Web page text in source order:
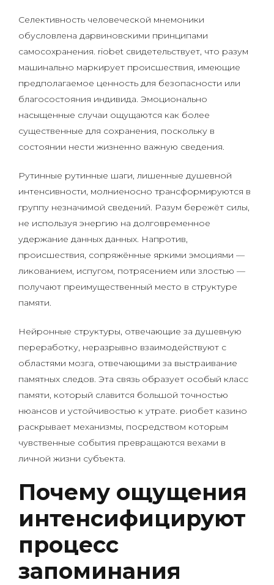
Селективность человеческой мнемоники
обусловлена дарвиновскими принципами
самосохранения. riobet свидетельствует, что разум
машинально маркирует происшествия, имеющие
предполагаемое ценность для безопасности или
благосостояния индивида. Эмоционально
насыщенные случаи ощущаются как более
существенные для сохранения, поскольку в
состоянии нести жизненно важную сведения.
Рутинные рутинные шаги, лишенные душевной
интенсивности, молниеносно трансформируются в
группу незначимой сведений. Разум бережёт силы,
не используя энергию на долговременное
удержание данных данных. Напротив,
происшествия, сопряжённые яркими эмоциями —
ликованием, испугом, потрясением или злостью —
получают преимущественный место в структуре
памяти.
Нейронные структуры, отвечающие за душевную
переработку, неразрывно взаимодействуют с
областями мозга, отвечающими за выстраивание
памятных следов. Эта связь образует особый класс
памяти, который славится большой точностью
нюансов и устойчивостью к утрате. риобет казино
раскрывает механизмы, посредством которым
чувственные события превращаются вехами в
личной жизни субъекта.
Почему ощущения
интенсифицируют
процесс
запоминания